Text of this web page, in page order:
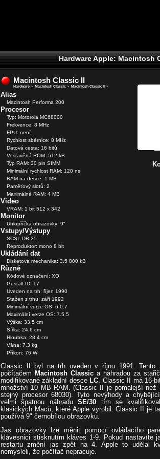
Hardware Apple: Macintosh
Macintosh Classic II
Hardware> Macintosh Classic> Macintosh Classic II>
Alias
Macintosh Performa 200
Procesor
Typ: Motorola MC68000
Frekvence: 8 MHz
FPU: není
Rychlost sběrnice: 8 MHz
Datová cesta: 16 bitů
Vestavěná ROM: 512 kB
Typ RAM: 30 pin SIMM
Minimální rychlost RAM: 120 ns
RAM na desce: 1 MB
Paměťový slotů: 2
Maximálně RAM: 4 MB
Video
VRAM: 1 bit 512 x 342
Monitor
Uhlopříčka obrazovky: 9"
Vstupy/Výstupy
SCSI: DB-25
Reproduktor: mono 8 bit
Ukládání dat
Disketová mechanika: 3.5 800 kB
Různé
Kódové označení: XO
Gestalt ID: 17
Uveden na trh: říjen 1990
Stažen z trhu: září 1992
Minimální verze OS: 6.0.7
Maximální verze OS: 7.5.5
Výška: 33,5 cm
Šířka: 24,6 cm
Hloubka: 28,4 cm
Váha: 7,3 kg
Příkon: 76 W
Classic II byl na trh uveden v říjnu 1991. Tento
počítačem Macintosh Classic a náhradou za
modifikované základní desce LC. Classic II má 16-
množství 10 MB RAM. (Classic II je pomalejší než
stejný procesor 68030). Tyto nevýhody a
velmi špatnou náhraduSE/30 tím se
klasických Maců, které Apple vyrobil. Classic II je
používá 9" černobílou obrazovku.
Jas obrazovky lze měnit pomocí ovládacího
klávesnici stisknutím kláves 1-9. Pokud nastavíte
restartu změní jas zpět na 4. Apple to udělal
nemysleli, že počítač nepracuje.